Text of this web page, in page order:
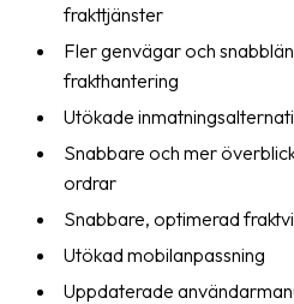
frakttjänster
Fler genvägar och
frakthantering
Utökade
Snabbare och mer
ordrar
Snabbare, optimerad
Utökad mobilanpassning
Uppdaterade